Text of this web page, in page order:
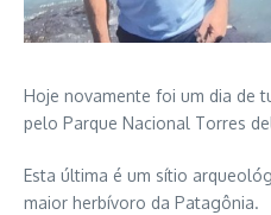
Hoje novamente foi um dia de
pelo Parque Nacional Torres
Esta última é um sítio
maior herbívoro da Patagônia.